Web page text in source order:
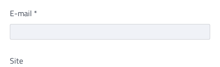
E-mail *
Site